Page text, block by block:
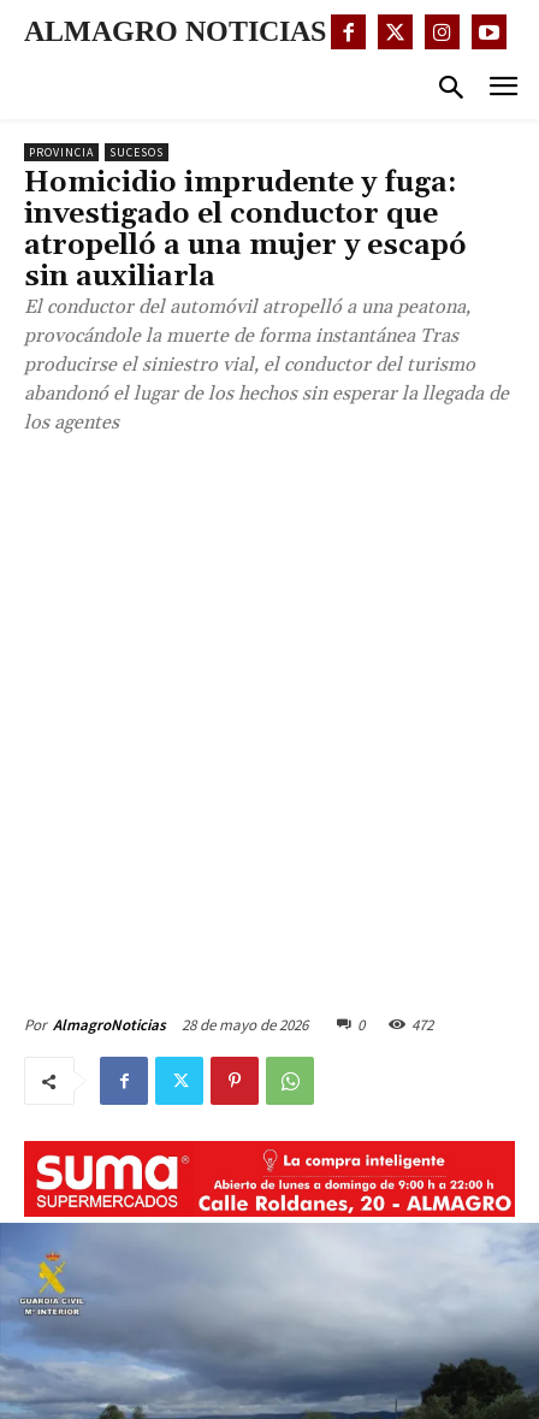
ALMAGRO NOTICIAS
PROVINCIA SUCESOS
Homicidio imprudente y fuga:
investigado el conductor que
atropelló a una mujer y escapó
sin auxiliarla
El conductor del automóvil atropelló a una peatona,
provocándole la muerte de forma instantánea Tras
producirse el siniestro vial, el conductor del turismo
abandonó el lugar de los hechos sin esperar la llegada de
los agentes
Por AlmagroNoticias 28 de mayo de 2026 0 472